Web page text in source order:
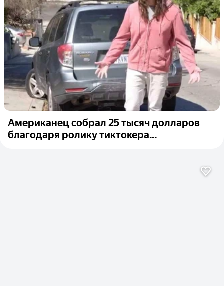
Американец собрал 25 тысяч долларов
благодаря ролику тиктокера...